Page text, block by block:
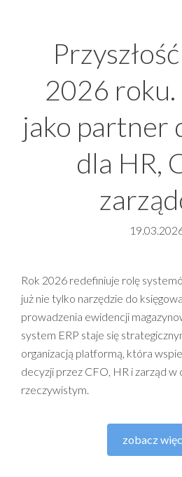
2026 roku.
jako partner
dla HR,
Rok 2026 redefiniuje rolę
już nie tylko narzędzie do
prowadzenia ewidencji
system ERP staje się
organizacją platformą, która
decyzji przez CFO, HR i zarząd w
rzeczywistym.
zobacz